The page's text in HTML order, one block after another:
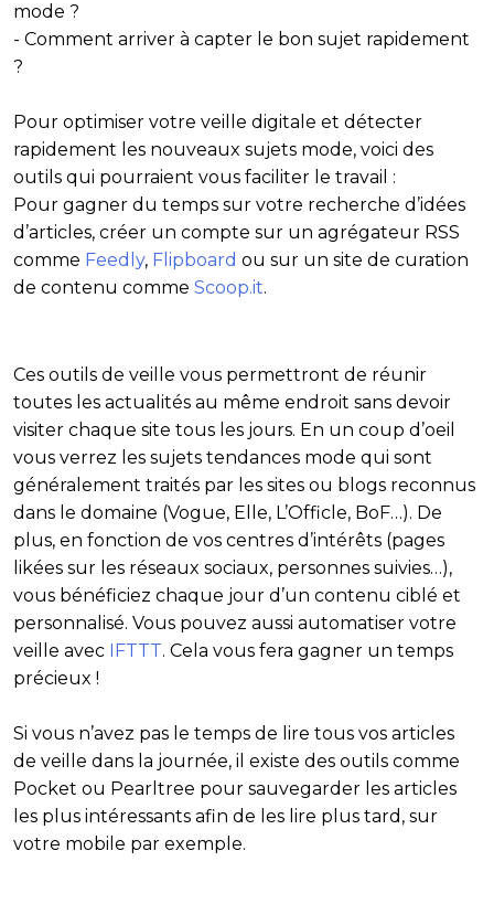
mode ?
- Comment arriver à capter le bon sujet rapidement
?
Pour optimiser votre veille digitale et détecter
rapidement les nouveaux sujets mode, voici des
outils qui pourraient vous faciliter le travail :
Pour gagner du temps sur votre recherche d’idées
d’articles, créer un compte sur un agrégateur RSS
comme Feedly, Flipboard ou sur un site de curation
de contenu comme Scoop.it.
Ces outils de veille vous permettront de réunir
toutes les actualités au même endroit sans devoir
visiter chaque site tous les jours. En un coup d’oeil
vous verrez les sujets tendances mode qui sont
généralement traités par les sites ou blogs reconnus
dans le domaine (Vogue, Elle, L’Officle, BoF…). De
plus, en fonction de vos centres d’intérêts (pages
likées sur les réseaux sociaux, personnes suivies…),
vous bénéficiez chaque jour d’un contenu ciblé et
personnalisé. Vous pouvez aussi automatiser votre
veille avec
IFTTT. Cela vous fera gagner un temps
précieux !
Si vous n’avez pas le temps de lire tous vos articles
de veille dans la journée, il existe des outils comme
Pocket ou Pearltree pour sauvegarder les articles
les plus intéressants afin de les lire plus tard, sur
votre mobile par exemple.